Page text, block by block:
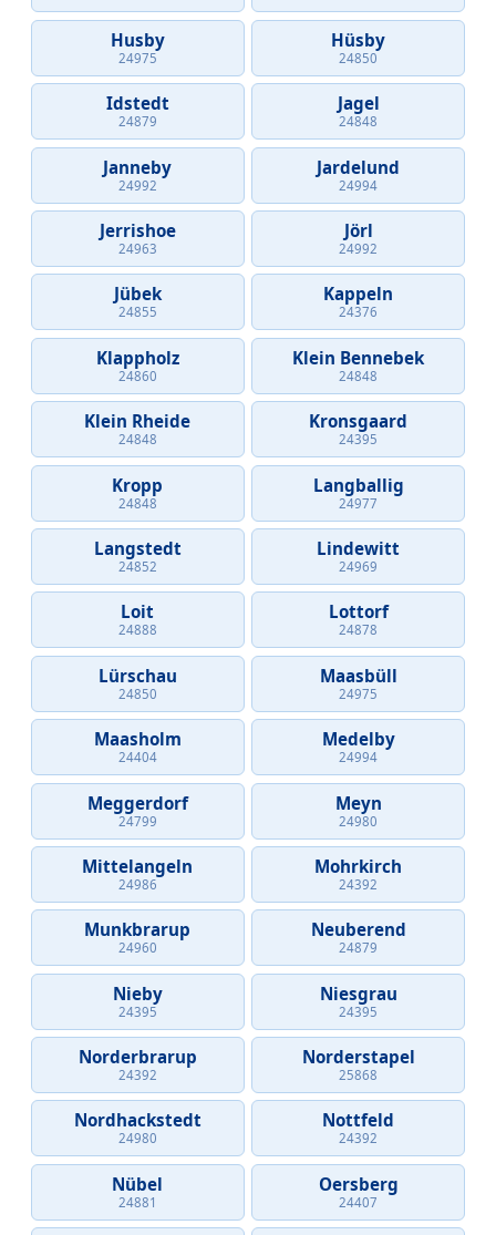
Husby
24975
Hüsby
24850
Idstedt
24879
Jagel
24848
Janneby
24992
Jardelund
24994
Jerrishoe
24963
Jörl
24992
Jübek
24855
Kappeln
24376
Klappholz
24860
Klein Bennebek
24848
Klein Rheide
24848
Kronsgaard
24395
Kropp
24848
Langballig
24977
Langstedt
24852
Lindewitt
24969
Loit
24888
Lottorf
24878
Lürschau
24850
Maasbüll
24975
Maasholm
24404
Medelby
24994
Meggerdorf
24799
Meyn
24980
Mittelangeln
24986
Mohrkirch
24392
Munkbrarup
24960
Neuberend
24879
Nieby
24395
Niesgrau
24395
Norderbrarup
24392
Norderstapel
25868
Nordhackstedt
24980
Nottfeld
24392
Nübel
24881
Oersberg
24407